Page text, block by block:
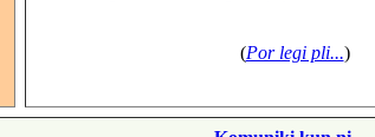
(Por legi pli...)